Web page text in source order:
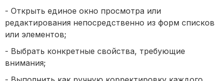
- Открыть единое окно просмотра или
редактирования непосредственно из форм списков
или элементов;
- Выбрать конкретные свойства, требующие
внимания;